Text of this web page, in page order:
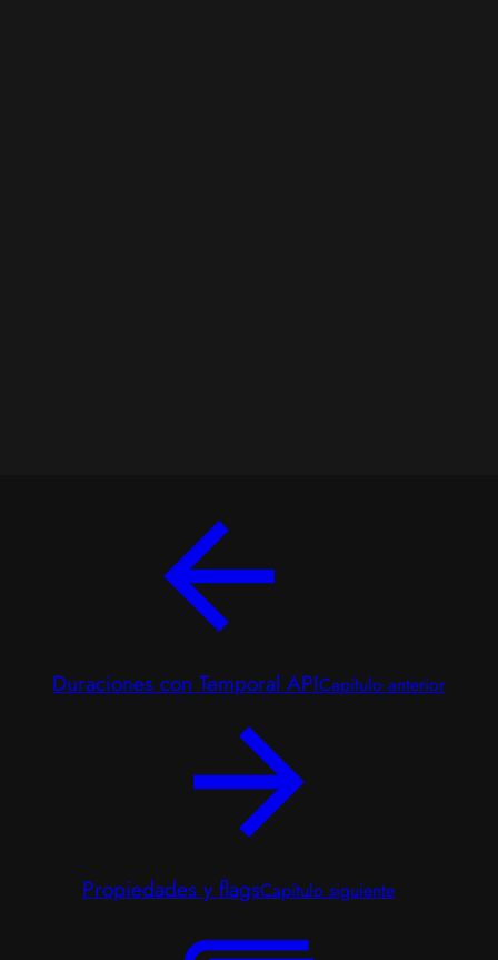
Duraciones con Temporal APICapítulo anterior
Propiedades y flagsCapítulo siguiente